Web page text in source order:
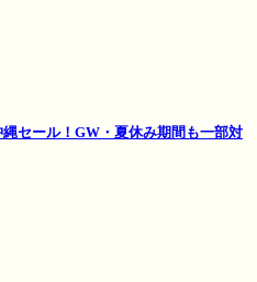
縄セール！GW・夏休み期間も一部対